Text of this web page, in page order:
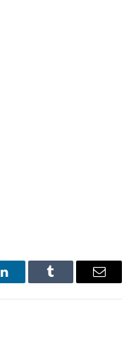
LinkedInTumblr Email